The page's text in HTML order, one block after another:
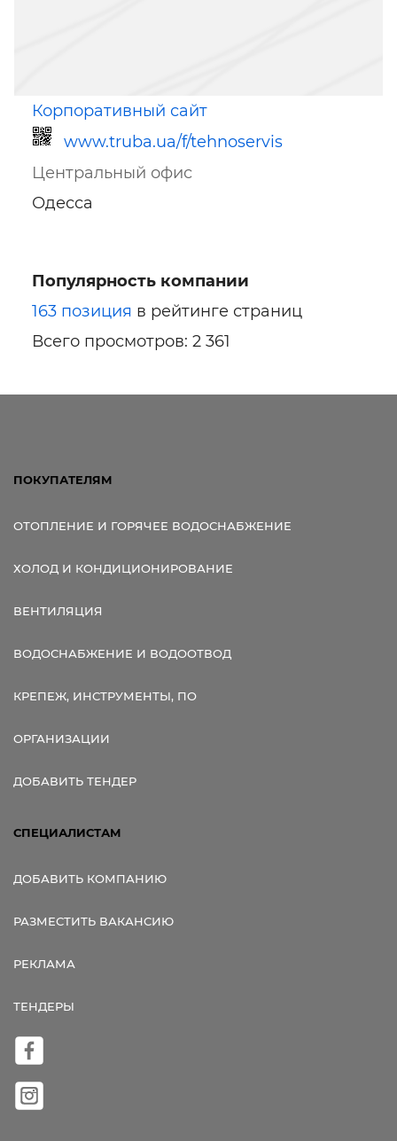
Корпоративный сайт
www.truba.ua/f/tehnoservis
Ссылка для мобильных устройств
Центральный офис
Одесса
Популярность компании
163 позиция в рейтинге страниц
Всего просмотров: 2 361
ПОКУПАТЕЛЯМ
ОТОПЛЕНИЕ И ГОРЯЧЕЕ ВОДОСНАБЖЕНИЕ
ХОЛОД И КОНДИЦИОНИРОВАНИЕ
ВЕНТИЛЯЦИЯ
ВОДОСНАБЖЕНИЕ И ВОДООТВОД
КРЕПЕЖ, ИНСТРУМЕНТЫ, ПО
ОРГАНИЗАЦИИ
ДОБАВИТЬ ТЕНДЕР
СПЕЦИАЛИСТАМ
ДОБАВИТЬ КОМПАНИЮ
РАЗМЕСТИТЬ ВАКАНСИЮ
РЕКЛАМА
ТЕНДЕРЫ